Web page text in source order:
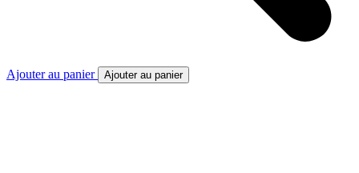
Ajouter au panier Ajouter au panier